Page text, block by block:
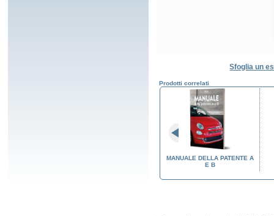
Sfoglia un
Prodotti correlati
MANUALE DELLA PATENTE A
E B